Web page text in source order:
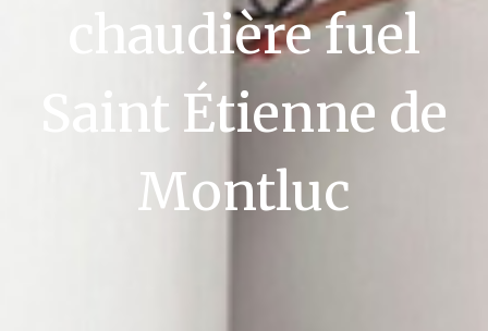
chaudière fuel
Saint Étienne de
Montluc